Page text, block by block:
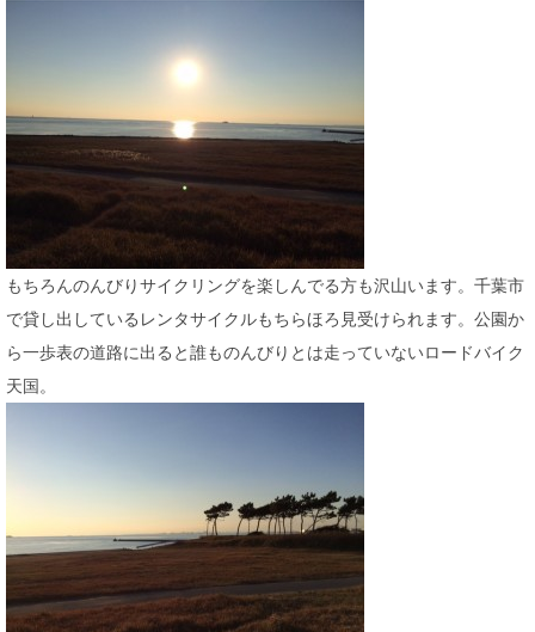
もちろんのんびりサイクリングを楽しんでる方も沢山います。千葉市
で貸し出しているレンタサイクルもちらほろ見受けられます。公園か
ら一歩表の道路に出ると誰ものんびりとは走っていないロードバイク
天国。